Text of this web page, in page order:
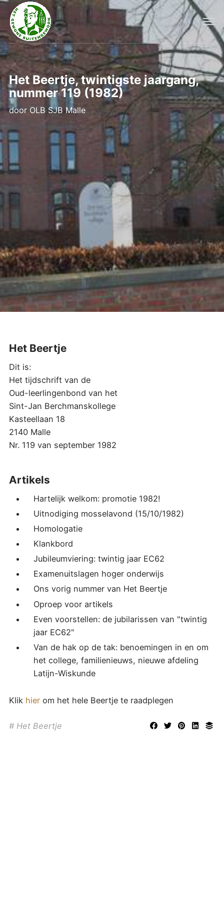
Het Beertje, twintigste jaargang,
nummer 119 (1982)
door OLB SJB Malle
Het Beertje
Dit is:
Het tijdschrift van de
Oud-leerlingenbond van het
Sint-Jan Berchmanskollege
Kasteellaan 18
2140 Malle
Nr. 119 van september 1982
Artikels
Hartelijk welkom: promotie 1982!
Uitnodiging mosselavond (15/10/1982)
Homologatie
Klankbord
Jubileumviering: twintig jaar EC62
Examenuitslagen hoger onderwijs
Ons vorig nummer van Het Beertje
Oproep voor artikels
Even voorstellen: de jubilarissen van "twintig
jaar EC62"
Van de hak op de tak: benoemingen in en om
het college, familienieuws, nieuwe afdeling
Latijn-Wiskunde
Klik hierom het hele Beertje te raadplegen
Het Beertje